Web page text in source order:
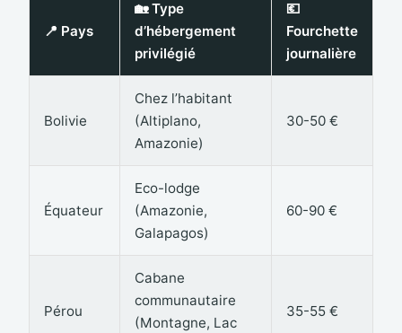
📍 Pays
🏡 Type
d’hébergement
privilégié
💶
Fourchette
journalière
Bolivie
Chez l’habitant
(Altiplano,
Amazonie)
30-50 €
Équateur
Eco-lodge
(Amazonie,
Galapagos)
60-90 €
Pérou
Cabane
communautaire
(Montagne, Lac
35-55 €